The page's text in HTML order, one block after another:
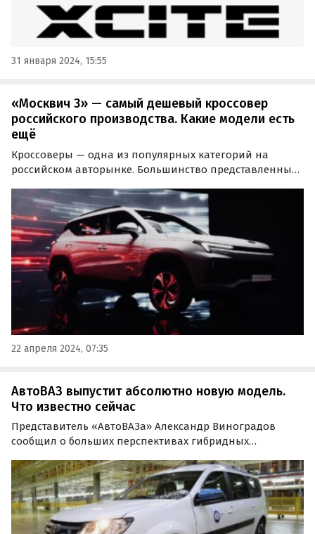
31 января 2024, 15:55
«Москвич 3» — самый дешевый кроссовер
российского производства. Какие модели есть
ещё
Кроссоверы — одна из популярных категорий на
российском авторынке. Большинство представленных
отечественных брендов. Издание «Автоновости дня»
выяснило, какие из них сегодня самые дешевые.
22 апреля 2024, 07:35
АвтоВАЗ выпустит абсолютно новую модель.
Что известно сейчас
Представитель «АвтоВАЗа» Александр Виноградов
сообщил о больших перспективах гибридных
сравнению с чисто электрическими.